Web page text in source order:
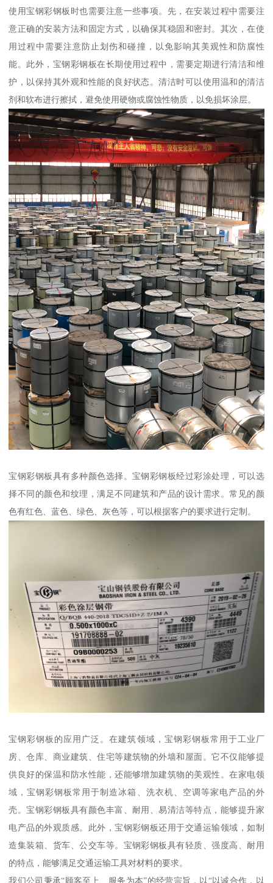
使用宝钢彩钢板时也需要注意一些事项。先，在安装过程中需要注
意正确的安装方法和固定方式，以确保其稳固和密封。其次，在使
用过程中需要注意防止划伤和碰撞，以免影响其美观性和防腐性
能。此外，宝钢彩钢板在长期使用过程中，需要定期进行清洁和维
护，以保持其外观和性能的良好状态。清洁时可以使用温和的清洁
剂和软布进行擦拭，避免使用硬物或腐蚀性物质，以免损坏涂层。
宝钢彩钢板具有多种颜色选择。宝钢彩钢板经过彩涂处理，可以选
择不同的颜色和纹理，满足不同建筑和产品的设计需求。常见的颜
色有红色、蓝色、绿色、灰色等，可以根据客户的要求进行定制。
宝钢彩钢板的应用广泛。在建筑领域，宝钢彩钢板常用于工业厂
房、仓库、商业建筑、住宅等建筑物的外墙和屋面。它不仅能够提
供良好的保温和防水性能，还能够增加建筑物的美观性。在家电领
域，宝钢彩钢板常用于制造冰箱、洗衣机、空调等家电产品的外
壳。宝钢彩钢板具有颜色丰富、耐用、易清洁等特点，能够提升家
电产品的外观质感。此外，宝钢彩钢板还用于交通运输领域，如制
造集装箱、货车、公交车等。宝钢彩钢板具有轻质、强度高、耐用
的特点，能够满足交通运输工具对材料的要求。
我们公司秉承“顾客至上、服务为本”的经营宗旨，以“以诚合作，以